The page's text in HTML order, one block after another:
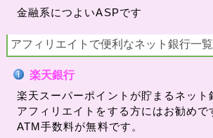
金融系につよいASPです
アフィリエイトで便利なネット銀行一覧
楽天銀行
楽天スーパーポイントが貯まるネット
アフィリエイトをする方にはお勧めで
ATM手数料が無料です。